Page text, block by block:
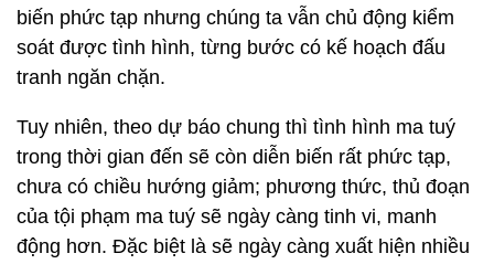
biến phức tạp nhưng chúng ta vẫn chủ động kiểm
soát được tình hình, từng bước có kế hoạch đấu
tranh ngăn chặn.
Tuy nhiên, theo dự báo chung thì tình hình ma tuý
trong thời gian đến sẽ còn diễn biến rất phức tạp,
chưa có chiều hướng giảm; phương thức, thủ đoạn
của tội phạm ma tuý sẽ ngày càng tinh vi, manh
động hơn. Đặc biệt là sẽ ngày càng xuất hiện nhiều